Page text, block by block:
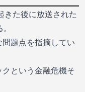
きた後に放送された
題点を指摘してい
という金融危機そ